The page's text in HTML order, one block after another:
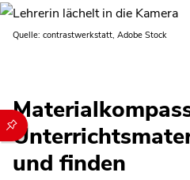
Durch die folgenden Buttons
Quelle: contrastwerkstatt, Adobe Stock
und finden